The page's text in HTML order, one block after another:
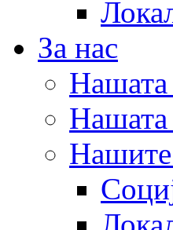
За нас
Нашата
Нашата